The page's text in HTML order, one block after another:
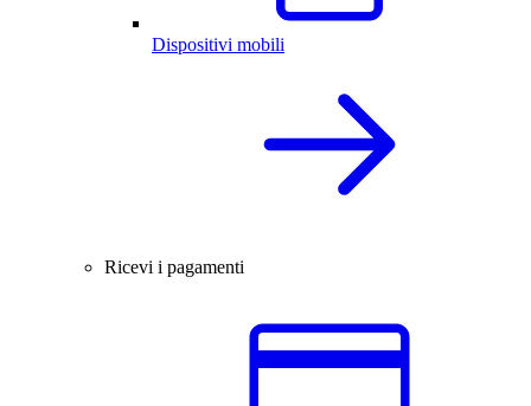
Dispositivi mobili
Ricevi i pagamenti